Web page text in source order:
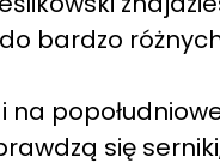
bardzo
na
się